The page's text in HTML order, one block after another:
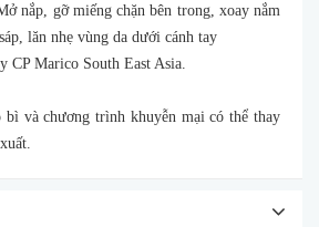
nắp, gỡ miếng chặn bên trong, xoay nắm
lăn nhẹ vùng da dưới cánh tay
CP Marico South East Asia.
bì và chương trình khuyễn mại có thể thay